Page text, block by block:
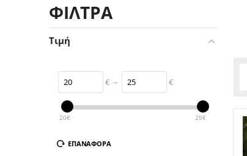
ΦΙΛΤΡΑ
Τιμή
€ – €
20€ 25€
ΕΠΑΝΑΦΟΡΆ